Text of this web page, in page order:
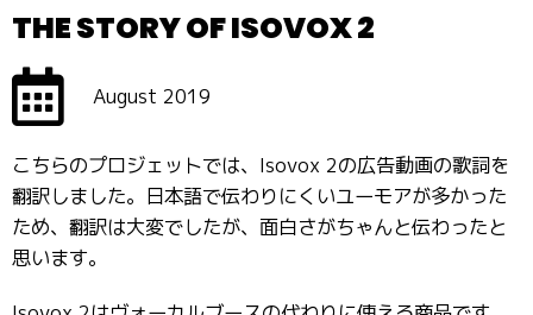
THE STORY OF ISOVOX 2
August 2019
こちらのプロジェットでは、Isovox 2の広告動画の歌詞を
翻訳しました。日本語で伝わりにくいユーモアが多かった
ため、翻訳は大変でしたが、面白さがちゃんと伝わったと
思います。